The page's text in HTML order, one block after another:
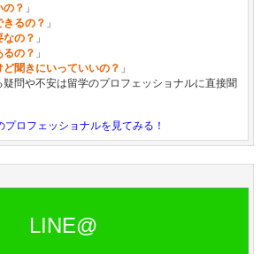
？ 」
るの？ 」
の？ 」
るの？ 」
聞きにいっていいの？ 」
問や不安は留学のプロフェッショナルに直接聞
プロフェッショナルを見てみる！
LINE@